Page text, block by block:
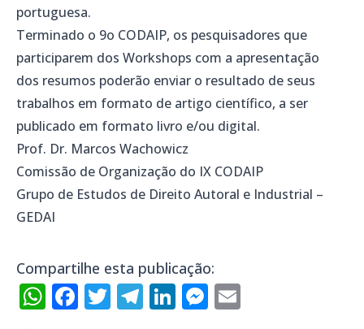
portuguesa.
Terminado o 9o CODAIP, os pesquisadores que
participarem dos Workshops com a apresentação
dos resumos poderão enviar o resultado de seus
trabalhos em formato de artigo científico, a ser
publicado em formato livro e/ou digital.
Prof. Dr. Marcos Wachowicz
Comissão de Organização do IX CODAIP
Grupo de Estudos de Direito Autoral e Industrial –
GEDAI
Compartilhe esta publicação:
WhatsApp
Facebook
Twitter
Telegram
LinkedIn
Messenger